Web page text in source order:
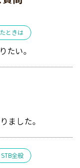
ときは
たい。
ました。
STB全般